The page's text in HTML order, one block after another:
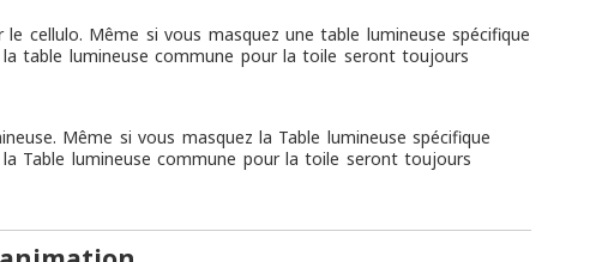
cellulo. Même si vous masquez une table lumineuse spécifique
table lumineuse commune pour la toile seront toujours
Même si vous masquez la Table lumineuse spécifique
Table lumineuse commune pour la toile seront toujours